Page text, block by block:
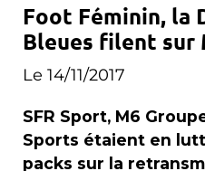
Foot Féminin, la
Bleues filent sur
Le 14/11/2017
SFR Sport, M6
Sports étaient en
packs sur la